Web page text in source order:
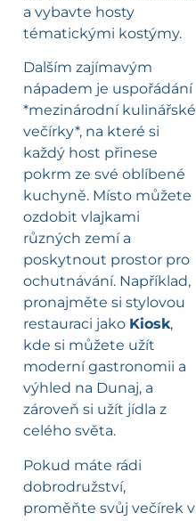
a vybavte hosty
tématickými kostýmy.
Dalším zajímavým
nápadem je uspořádání
*mezinárodní kulinářské
večírky*, na které si
každý host přinese
pokrm ze své oblíbené
kuchyně. Místo můžete
ozdobit vlajkami
různých zemí a
poskytnout prostor pro
ochutnávání. Například,
pronajměte si stylovou
restauraci jako Kiosk,
kde si můžete užít
moderní gastronomii a
výhled na Dunaj, a
zároveň si užít jídla z
celého světa.
Pokud máte rádi
dobrodružství,
proměňte svůj večírek v